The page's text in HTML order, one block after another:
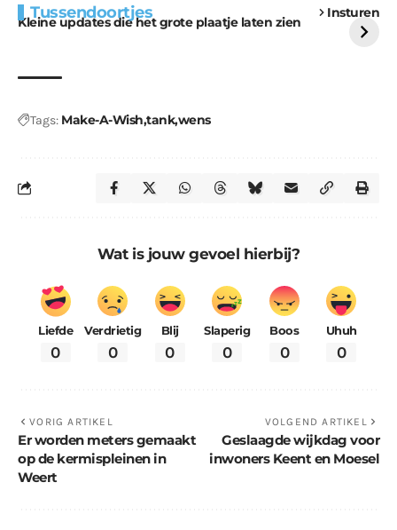
Tussendoortjes Insturen
Kleine updates die het grote plaatje laten zien
voor kabouters
uitdaging
Tags: Make-A-Wish tankwens
Wat is jouw gevoel hierbij?
Liefde
0
Verdrietig
0
Blij
0
Slaperig
0
Boos
0
Uhuh
0
VORIG ARTIKEL
Er worden meters gemaakt
op de kermispleinen in
Weert
VOLGEND ARTIKEL
Geslaagde wijkdag voor
inwoners Keent en Moesel